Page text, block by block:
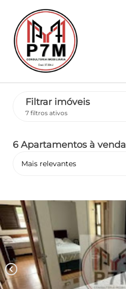
Filtrar imóveis
7 filtros ativos
6 Apartamentos à venda
Mais relevantes
chevron_left